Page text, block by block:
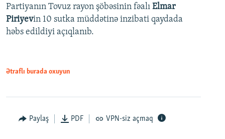
Partiyanın Tovuz rayon şöbəsinin fəalı Elmar
Piriyevin 10 sutka müddətinə inzibati qaydada
həbs edildiyi açıqlanıb.
Ətraflı burada oxuyun
Paylaş PDF VPN-siz açmaq